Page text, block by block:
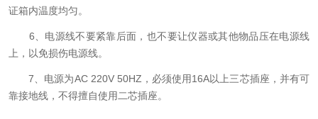
证箱内温度均匀。
6、电源线不要紧靠后面，也不要让仪器或其他物品压在电源线
上，以免损伤电源线。
7、电源为AC 220V 50HZ，必须使用16A以上三芯插座，并有可
靠接地线，不得擅自使用二芯插座。